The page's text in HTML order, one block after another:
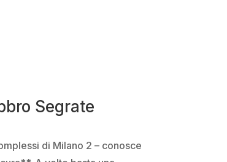
Segrate
di Milano 2 – conosce